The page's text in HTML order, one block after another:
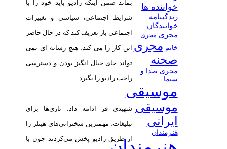
بماند ضمن اینکه رادیو باید خود را با
شرایط اجتماعی، سیاسی و تغییرات
اجتماعی باز تعریف کند که در حال حاضر
این کار را می کند، هیچ رسانه ای نمی
تواند جای خیال انگیز بودن و دسترسی
راحت رادیو را بگیرد.
شهیدی فر ادامه داد: نازی‌ها برای
تبلیغات، مهمترین سخنرانی‌های هیتلر را
از طریق رادیو پخش می‌كردند چون با
خواننده ها
زندگینامه
خوانندگان
مجری مجری
خانم مجری
صحنه
مجری صدا و
سیما
موسیقی
موسیقی
ایرانی
هنرمندان